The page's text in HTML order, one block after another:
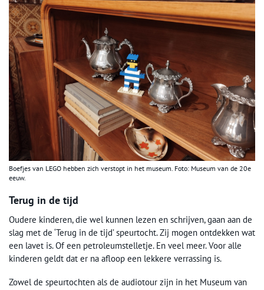
Boefjes van LEGO hebben zich verstopt in het museum. Foto: Museum van de 20e
eeuw.
Terug in de tijd
Oudere kinderen, die wel kunnen lezen en schrijven, gaan aan de
slag met de ‘Terug in de tijd’ speurtocht. Zij mogen ontdekken wat
een lavet is. Of een petroleumstelletje. En veel meer. Voor alle
kinderen geldt dat er na afloop een lekkere verrassing is.
Zowel de speurtochten als de audiotour zijn in het Museum van